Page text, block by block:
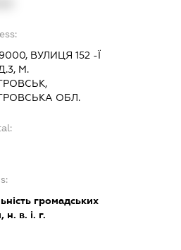
ВУЛИЦЯ 152 -Ї
М.
ОБЛ.
громадських
н. в. і. г.